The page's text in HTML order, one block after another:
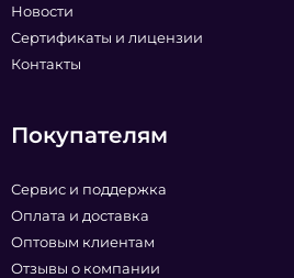
Новости
Сертификаты и лицензии
Контакты
Покупателям
Сервис и поддержка
Оплата и доставка
Оптовым клиентам
Отзывы о компании